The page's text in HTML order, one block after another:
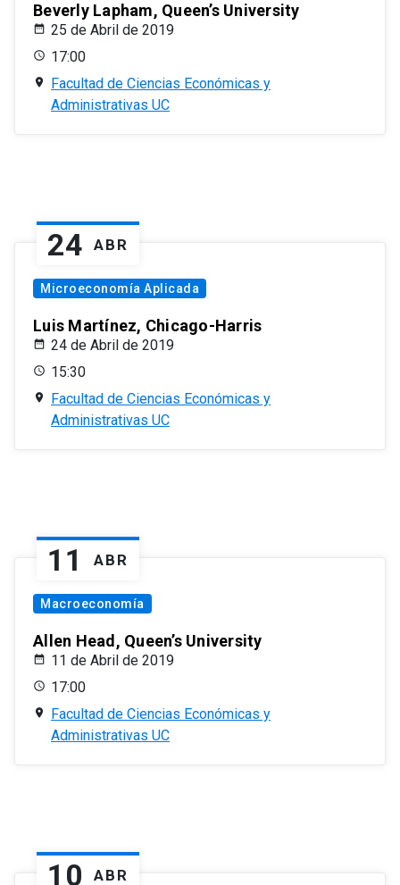
Beverly Lapham, Queen’s University
25 de Abril de 2019
17:00
Facultad de Ciencias Económicas y
Administrativas UC
24 ABR
Microeconomía Aplicada
Luis Martínez, Chicago-Harris
24 de Abril de 2019
15:30
Facultad de Ciencias Económicas y
Administrativas UC
11 ABR
Macroeconomía
Allen Head, Queen’s University
11 de Abril de 2019
17:00
Facultad de Ciencias Económicas y
Administrativas UC
10 ABR